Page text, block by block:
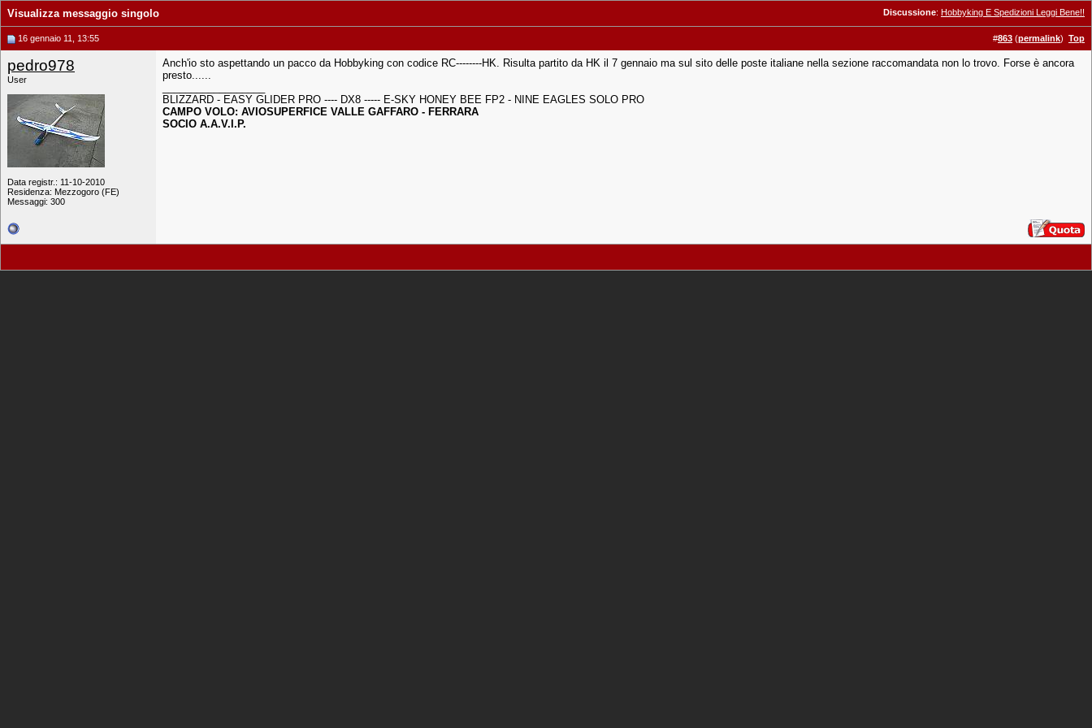
Discussione: Hobbyking E Spedizioni Leggi Bene!!
Visualizza messaggio singolo
16 gennaio 11, 13:55 #863 (permalink) Top
pedro978
User
Data registr.: 11-10-2010
Residenza: Mezzogoro (FE)
Messaggi: 300
Anch'io sto aspettando un pacco da Hobbyking con codice RC--------HK. Risulta partito da HK il 7 gennaio ma sul sito delle poste italiane nella sezione raccomandata non lo trovo. Forse è ancora
presto......
BLIZZARD - EASY GLIDER PRO ---- DX8 ----- E-SKY HONEY BEE FP2 - NINE EAGLES SOLO PRO
CAMPO VOLO: AVIOSUPERFICE VALLE GAFFARO - FERRARA
SOCIO A.A.V.I.P.